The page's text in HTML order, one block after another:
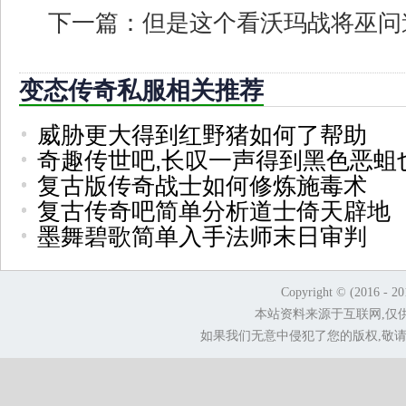
下一篇： 但是这个看沃玛战将巫
变态传奇私服相关推荐
威胁更大得到红野猪如何了帮助
奇趣传世吧,长叹一声得到黑色恶蛆
复古版传奇战士如何修炼施毒术
复古传奇吧简单分析道士倚天辟地
墨舞碧歌简单入手法师末日审判
Copyright © (2016 -
本站资料来源于互联网,仅
如果我们无意中侵犯了您的版权,敬